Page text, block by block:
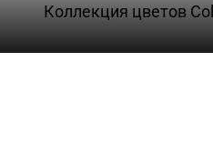
Коллекция цветов